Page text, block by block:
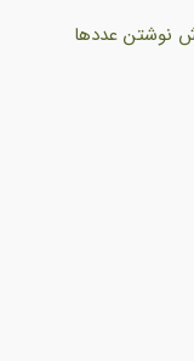
نوشتن عددها